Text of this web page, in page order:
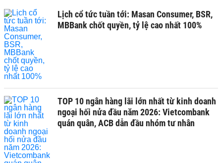
Lịch cổ tức tuần tới: Masan Consumer, BSR,
MBBank chốt quyền, tỷ lệ cao nhất 100%
TOP 10 ngân hàng lãi lớn nhất từ kinh doanh
ngoại hối nửa đầu năm 2026: Vietcombank
quán quân, ACB dẫn đầu nhóm tư nhân